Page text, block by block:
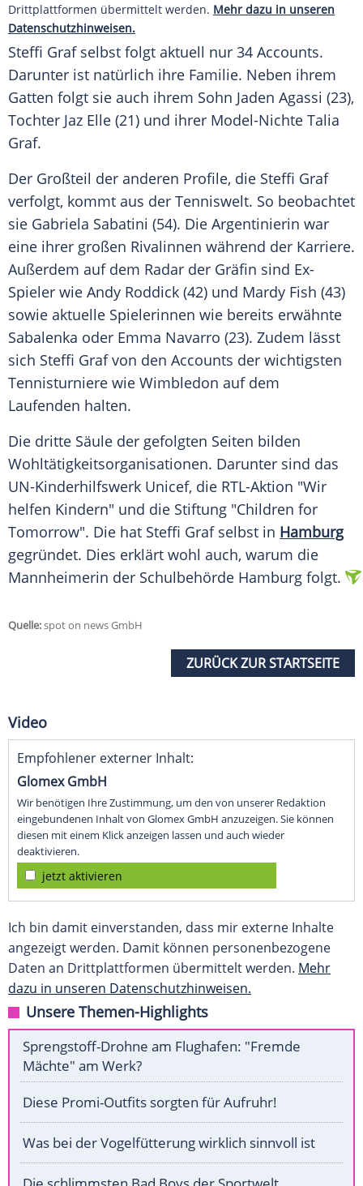
Drittplattformen übermittelt werden. Mehr dazu in unseren
Datenschutzhinweisen.
Steffi Graf selbst folgt aktuell nur 34 Accounts.
Darunter ist natürlich ihre Familie. Neben ihrem
Gatten folgt sie auch ihrem Sohn Jaden Agassi (23),
Tochter Jaz Elle (21) und ihrer Model-Nichte Talia
Graf.
Der Großteil der anderen Profile, die Steffi Graf
verfolgt, kommt aus der Tenniswelt. So beobachtet
sie Gabriela Sabatini (54). Die Argentinierin war
eine ihrer großen Rivalinnen während der Karriere.
Außerdem auf dem Radar der Gräfin sind Ex-
Spieler wie Andy Roddick (42) und Mardy Fish (43)
sowie aktuelle Spielerinnen wie bereits erwähnte
Sabalenka oder Emma Navarro (23). Zudem lässt
sich Steffi Grafvon den Accounts der wichtigsten
Tennisturniere wie Wimbledon auf dem
Laufenden halten.
Die dritte Säule der gefolgten Seiten bilden
Wohltätigkeitsorganisationen. Darunter sind das
UN-Kinderhilfswerk Unicef, die RTL-Aktion "Wir
helfen Kindern" und die Stiftung "Children for
Tomorrow". Die hat Steffi Grafselbst in Hamburg
gegründet. Dies erklärt wohl auch, warum die
Mannheimerin der Schulbehörde Hamburg folgt.
Quelle:spot on news GmbH
ZURÜCK ZUR STARTSEITE
Video
Empfohlener externer Inhalt:
Glomex GmbH
Wir benötigen Ihre Zustimmung, um den von unserer Redaktion
eingebundenen Inhalt von Glomex GmbH anzuzeigen. Sie können
diesen mit einem Klick anzeigen lassen und auch wieder
deaktivieren.
jetzt aktivieren
Ich bin damit einverstanden, dass mir externe Inhalte
angezeigt werden. Damit können personenbezogene
Daten an Drittplattformen übermittelt werden. Mehr
dazu in unseren Datenschutzhinweisen.
Unsere Themen-Highlights
Sprengstoff-Drohne am Flughafen: "Fremde
Mächte" am Werk?
Diese Promi-Outfits sorgten für Aufruhr!
Was bei der Vogelfütterung wirklich sinnvoll ist